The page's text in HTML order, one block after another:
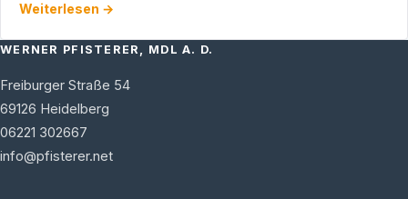
zuschussfähigem …
Weiterlesen →
WERNER PFISTERER, MDL A. D.
Freiburger Straße 54
69126 Heidelberg
06221 302667
info@pfisterer.net